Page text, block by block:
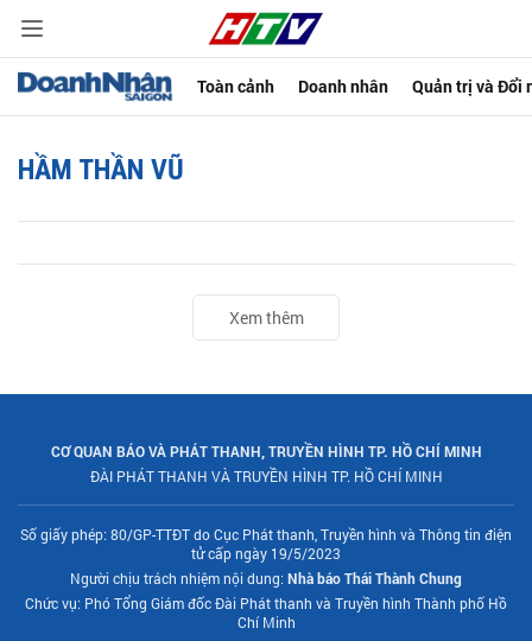
Toàn cảnh Doanh nhân Quản trị và Đổi
HẦM THẦN VŨ
Xem thêm
CƠ QUAN BÁO VÀ PHÁT THANH, TRUYỀN HÌNH TP. HỒ CHÍ MINH
ĐÀI PHÁT THANH VÀ TRUYỀN HÌNH TP. HỒ CHÍ MINH
Số giấy phép: 80/GP-TTĐT do Cục Phát thanh, Truyền hình và Thông tin điện
tử cấp ngày 19/5/2023
Người chịu trách nhiệm nội dung: Nhà báo Thái Thành Chung
Chức vụ: Phó Tổng Giám đốc Đài Phát thanh và Truyền hình Thành phố Hồ
Chí Minh